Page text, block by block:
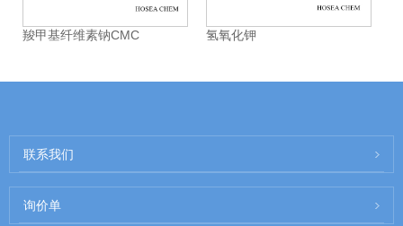
羧甲基纤维素钠CMC 氢氧化钾
联系我们
询价单